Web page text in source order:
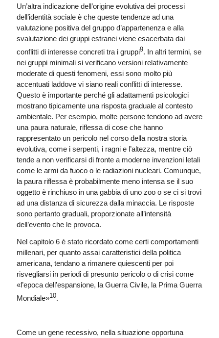
Un’altra indicazione dell’origine evolutiva dei processi
dell’identità sociale è che queste tendenze ad una
valutazione positiva del gruppo d’appartenenza e alla
svalutazione dei gruppi estranei viene esacerbata dai
conflitti di interesse concreti tra i gruppi9. In altri termini, se
nei gruppi minimali si verificano versioni relativamente
moderate di questi fenomeni, essi sono molto più
accentuati laddove vi siano reali conflitti di interesse.
Questo è importante perché gli adattamenti psicologici
mostrano tipicamente una risposta graduale al contesto
ambientale. Per esempio, molte persone tendono ad avere
una paura naturale, riflessa di cose che hanno
rappresentato un pericolo nel corso della nostra storia
evolutiva, come i serpenti, i ragni e l’altezza, mentre ciò
tende a non verificarsi di fronte a moderne invenzioni letali
come le armi da fuoco o le radiazioni nucleari. Comunque,
la paura riflessa è probabilmente meno intensa se il suo
oggetto è rinchiuso in una gabbia di uno zoo o se ci si trovi
ad una distanza di sicurezza dalla minaccia. Le risposte
sono pertanto graduali, proporzionate all’intensità
dell’evento che le provoca.
Nel capitolo 6 è stato ricordato come certi comportamenti
millenari, per quanto assai caratteristici della politica
americana, tendano a rimanere quiescenti per poi
risvegliarsi in periodi di presunto pericolo o di crisi come
«l’epoca dell’espansione, la Guerra Civile, la Prima Guerra
Mondiale»10.
Come un gene recessivo, nella situazione opportuna